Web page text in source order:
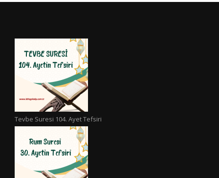
Tevbe Suresi 104. Ayet Tefsiri